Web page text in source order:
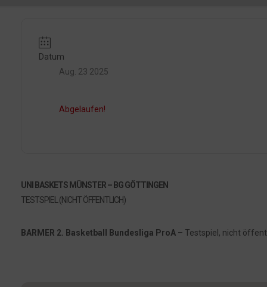
Datum
Aug. 23 2025
Abgelaufen!
UNI BASKETS MÜNSTER – BG GÖTTINGEN
TESTSPIEL (NICHT ÖFFENTLICH)
BARMER 2. Basketball Bundesliga ProA – Testspiel, nicht